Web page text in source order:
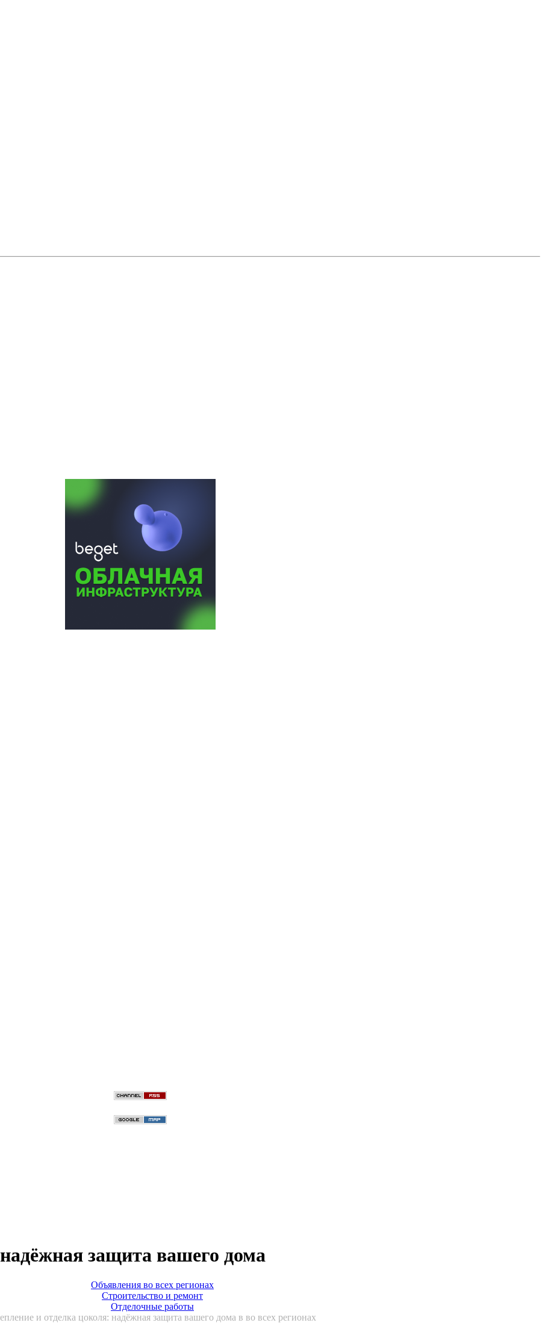
защита вашего дома
Объявления во всех регионах
Строительство и ремонт
Отделочные работы
и отделка цоколя: надёжная защита вашего дома в во всех регионах